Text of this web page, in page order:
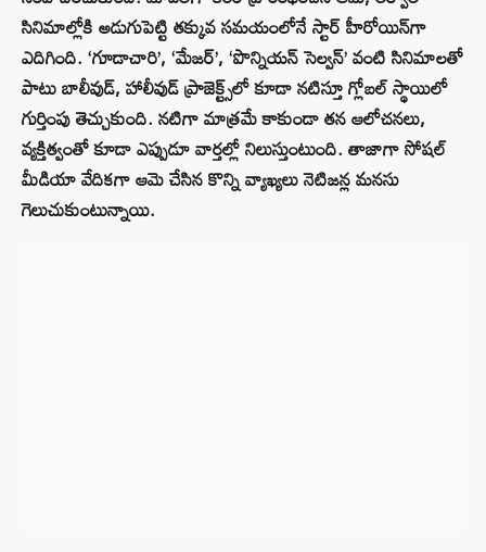
సినిమాల్లోకి అడుగుపెట్టి తక్కువ సమయంలోనే స్టార్ హీరోయిన్‌గా
ఎదిగింది. ‘గూడాచారి’, ‘మేజర్’, ‘పొన్నియన్ సెల్వన్’ వంటి సినిమాలతో
పాటు బాలీవుడ్, హాలీవుడ్ ప్రాజెక్ట్స్‌లో కూడా నటిస్తూ గ్లోబల్ స్థాయిలో
గుర్తింపు తెచ్చుకుంది. నటిగా మాత్రమే కాకుండా తన ఆలోచనలు,
వ్యక్తిత్వంతో కూడా ఎప్పుడూ వార్తల్లో నిలుస్తుంటుంది. తాజాగా సోషల్
మీడియా వేదికగా ఆమె చేసిన కొన్ని వ్యాఖ్యలు నెటిజన్ల మనసు
గెలుచుకుంటున్నాయి.